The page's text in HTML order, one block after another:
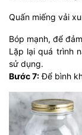
Quấn miếng vải
Bóp mạnh, để
Lặp lại quá trình
sử dụng.
Bước 7:Để bình